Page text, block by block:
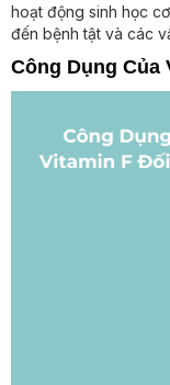
hoạt động sinh học
đến bệnh tật và các
Công Dụng Của